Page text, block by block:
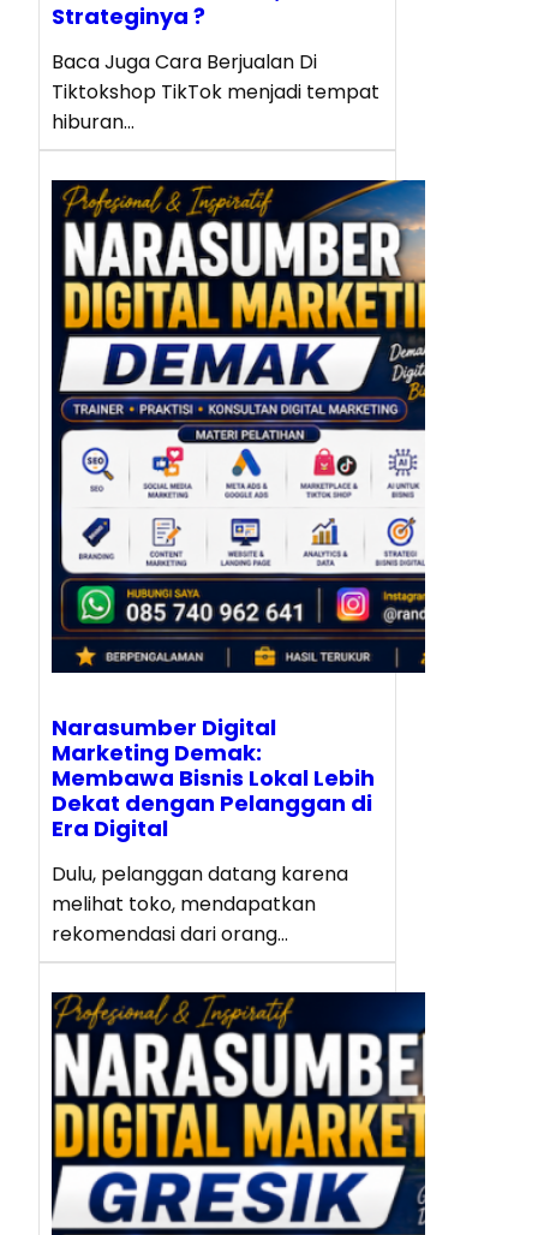
Strateginya ?
Baca Juga Cara Berjualan Di
Tiktokshop TikTok menjadi tempat
hiburan…
Narasumber Digital
Marketing Demak:
Membawa Bisnis Lokal Lebih
Dekat dengan Pelanggan di
Era Digital
Dulu, pelanggan datang karena
melihat toko, mendapatkan
rekomendasi dari orang…